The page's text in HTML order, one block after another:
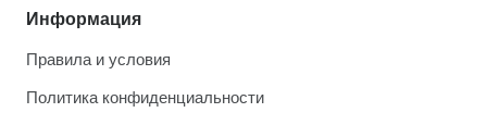
Информация
Правила и условия
Политика конфиденциальности